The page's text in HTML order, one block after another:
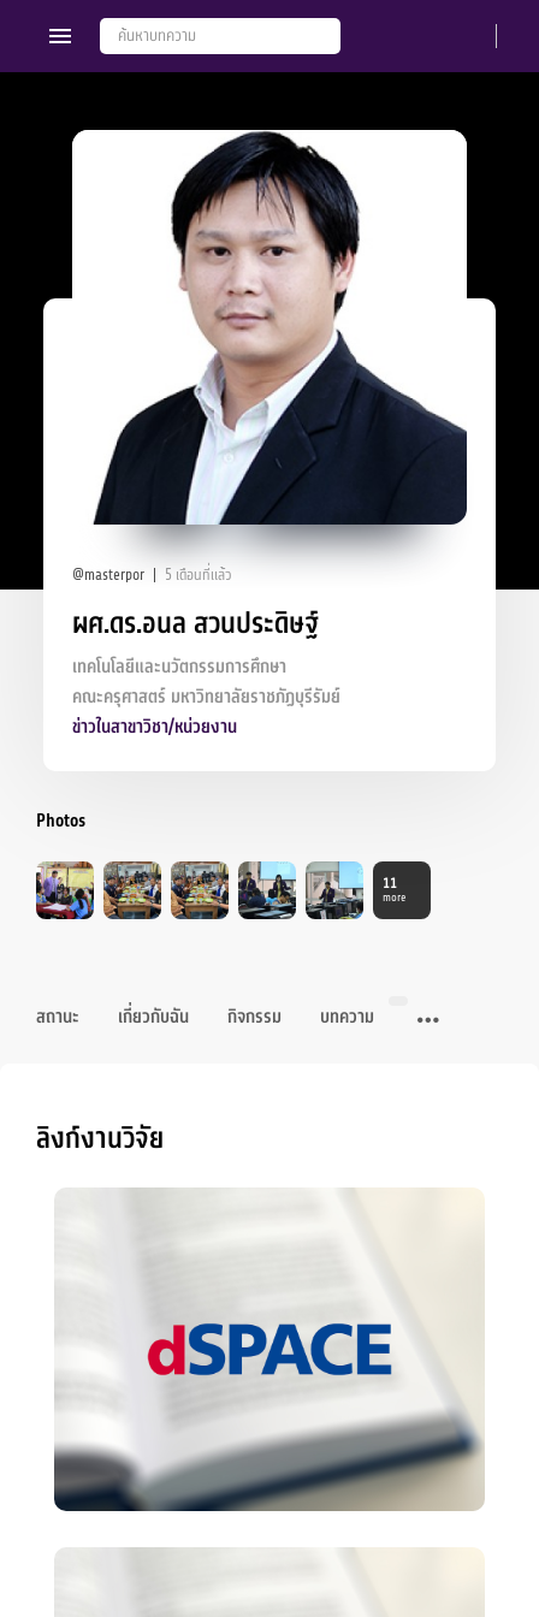
@masterpor 5 เดือนที่แล้ว
ผศ.ดร.อนล สวนประดิษฐ์
เทคโนโลยีและนวัตกรรมการศึกษา
คณะครุศาสตร์ มหาวิทยาลัยราชภัฏบุรีรัมย์
ข่าวในสาขาวิชา/หน่วยงาน
Photos
11
more
สถานะ เกี่ยวกับฉัน กิจกรรม บทความ
ลิงก์งานวิจัย